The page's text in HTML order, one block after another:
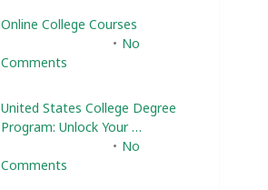
Online College Courses
No
Comments
United States College Degree
Program: Unlock Your …
No
Comments